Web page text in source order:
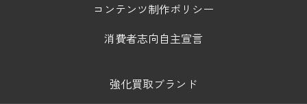
コンテンツ制作ポリシー
消費者志向自主宣言
強化買取ブランド